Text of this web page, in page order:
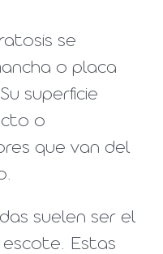
se
o placa
superficie
o
que van del
suelen ser el
Estas